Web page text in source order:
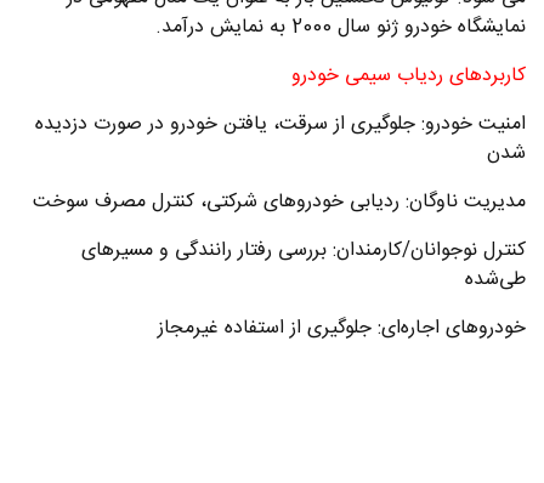
نمایشگاه خودرو ژنو سال 2000 به نمایش درآمد.
کاربردهای ردیاب سیمی خودرو
امنیت خودرو: جلوگیری از سرقت، یافتن خودرو در صورت دزدیده
شدن
مدیریت ناوگان: ردیابی خودروهای شرکتی، کنترل مصرف سوخت
کنترل نوجوانان/کارمندان: بررسی رفتار رانندگی و مسیرهای
طی‌شده
خودروهای اجاره‌ای: جلوگیری از استفاده غیرمجاز